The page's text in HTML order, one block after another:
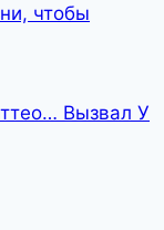
чтобы
Вызвал У